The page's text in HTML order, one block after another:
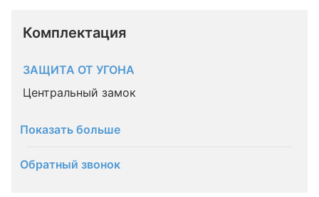
Комплектация
ЗАЩИТА ОТ УГОНА
Центральный замок
Показать больше
Обратный звонок